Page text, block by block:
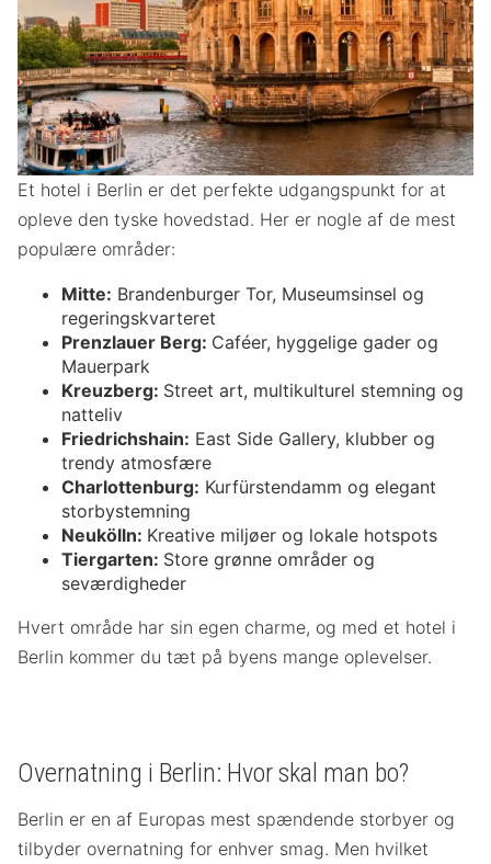
Et hotel i Berlin er det perfekte udgangspunkt for at
opleve den tyske hovedstad. Her er nogle af de mest
populære områder:
Mitte: Brandenburger Tor, Museumsinsel og
regeringskvarteret
Prenzlauer Berg: Caféer, hyggelige gader og
Mauerpark
Kreuzberg: Street art, multikulturel stemning og
natteliv
Friedrichshain: East Side Gallery, klubber og
trendy atmosfære
Charlottenburg: Kurfürstendamm og elegant
storbystemning
Neukölln: Kreative miljøer og lokale hotspots
Tiergarten: Store grønne områder og
seværdigheder
Hvert område har sin egen charme, og med et hotel i
Berlin kommer du tæt på byens mange oplevelser.
Overnatning i Berlin: Hvor skal man bo?
Berlin er en af Europas mest spændende storbyer og
tilbyder overnatning for enhver smag. Men hvilket